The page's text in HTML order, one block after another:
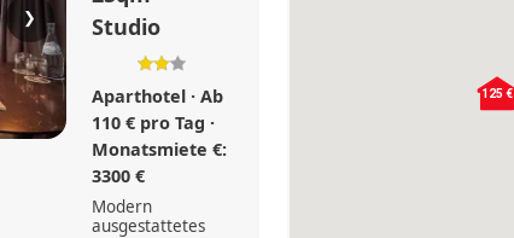
❯
Studio
Aparthotel · Ab
110 € pro Tag ·
Monatsmiete €:
3300 €
Modern
ausgestattetes
125 €
125 €